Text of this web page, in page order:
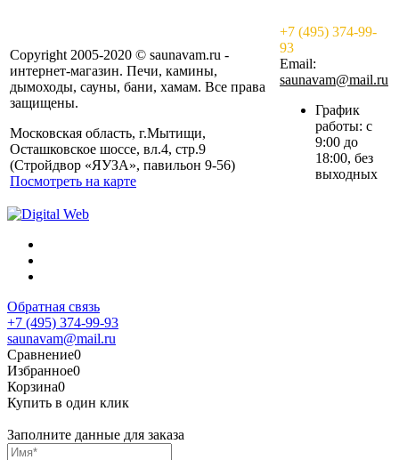
Copyright 2005-2020 © saunavam.ru -
интернет-магазин. Печи, камины,
дымоходы, сауны, бани, хамам. Все права
защищены.
Московская область, г.Мытищи,
Осташковское шоссе, вл.4, стр.9
(Стройдвор «ЯУЗА», павильон 9-56)
Посмотреть на карте
+7 (495) 374-99-
93
Email:
saunavam@mail.ru
График
работы: с
9:00 до
18:00, без
выходных
Обратная связь
+7 (495) 374-99-93
saunavam@mail.ru
Сравнение0
Избранное0
Корзина0
Купить в один клик
Заполните данные для заказа